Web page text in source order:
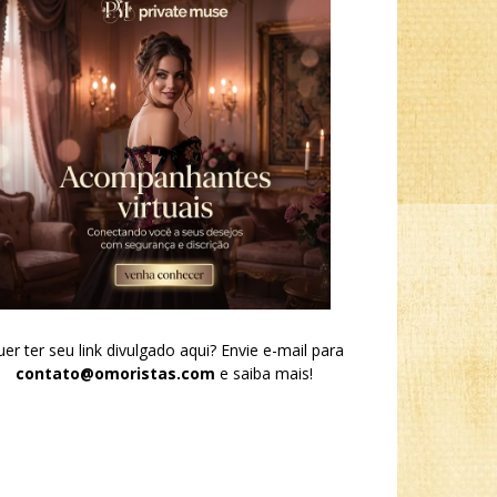
ter seu link divulgado aqui? Envie e-mail para
contato@omoristas.com e saiba mais!